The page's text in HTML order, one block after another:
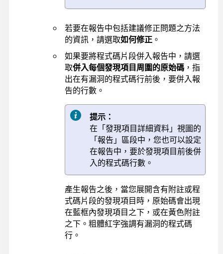
若要在報告中包括建議修正問題之方法
的資訊，請選取如何修正 。
如果要將程式碼片段併入報告中，請選
取併入每個發現項目周圍的原始碼 ，指
出在有漏洞的程式碼行前後，要併入報
告的行數。
提示：
在「發現項目詳細資料」視圖的
「報告」區段中，您也可以設定
在報告中，要於發現項目前後併
入的程式碼行數。
產生報告之後，當您展開含有附註或程
式碼片段的發現項目時，原始碼會出現
在藍框內發現項目之下，或在黃色附註
之下。粗體紅字強調有漏洞的程式碼
行。